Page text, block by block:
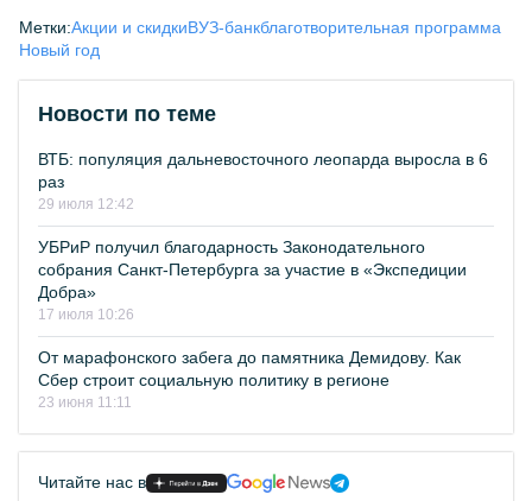
Метки:Акции и скидкиВУЗ-банкблаготворительная программа
Новый год
Новости по теме
ВТБ: популяция дальневосточного леопарда выросла в 6
раз
29 июля 12:42
УБРиР получил благодарность Законодательного
собрания Санкт-Петербурга за участие в «Экспедиции
Добра»
17 июля 10:26
От марафонского забега до памятника Демидову. Как
Сбер строит социальную политику в регионе
23 июня 11:11
Читайте нас в